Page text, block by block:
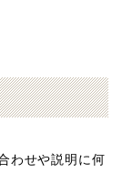
わせや説明に何